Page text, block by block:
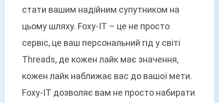
стати вашим надійним супутником на
цьому шляху. Foxy-IT – це не просто
сервіс, це ваш персональний гід у світі
Threads, де кожен лайк має значення,
кожен лайк наближає вас до вашої мети.
Foxy-IT дозволяє вам не просто набирати